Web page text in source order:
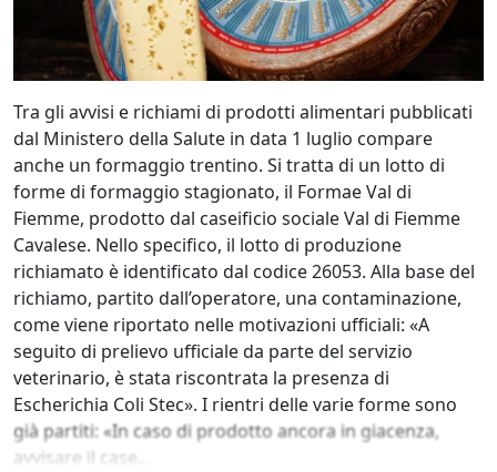
Tra gli avvisi e richiami di prodotti alimentari pubblicati
dal Ministero della Salute in data 1 luglio compare
anche un formaggio trentino. Si tratta di un lotto di
forme di formaggio stagionato, il Formae Val di
Fiemme, prodotto dal caseificio sociale Val di Fiemme
Cavalese. Nello specifico, il lotto di produzione
richiamato è identificato dal codice 26053. Alla base del
richiamo, partito dall’operatore, una contaminazione,
come viene riportato nelle motivazioni ufficiali: «A
seguito di prelievo ufficiale da parte del servizio
veterinario, è stata riscontrata la presenza di
Escherichia Coli Stec». I rientri delle varie forme sono
già partiti: «In caso di prodotto ancora in giacenza,
avvisare il case...